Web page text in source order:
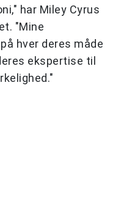
har Miley Cyrus
"Mine
hver deres måde
ekspertise til